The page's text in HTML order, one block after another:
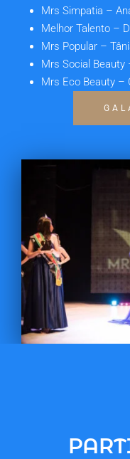
Mrs Simpatia –
Melhor Talento –
Mrs Popular –
Mrs Social Beauty
Mrs Eco Beauty –